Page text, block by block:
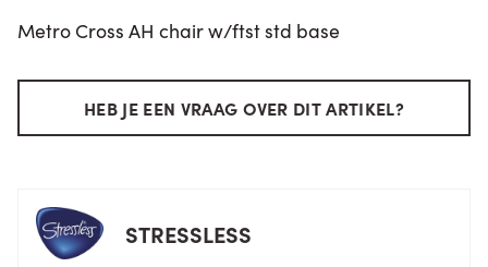
Metro Cross AH chair w/ftst std base
HEB JE EEN VRAAG OVER DIT ARTIKEL?
STRESSLESS